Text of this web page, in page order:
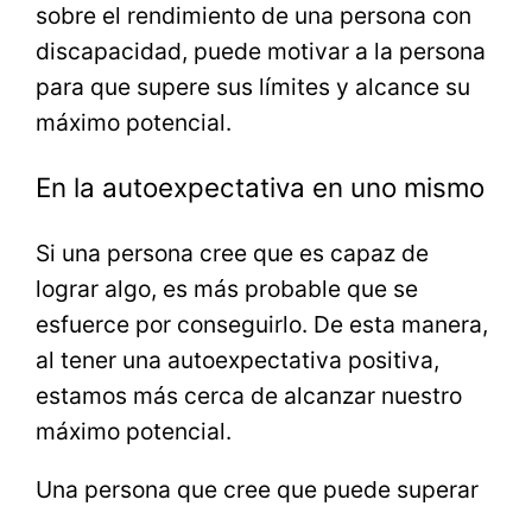
sobre el rendimiento de una persona con
discapacidad, puede motivar a la persona
para que supere sus límites y alcance su
máximo potencial.
En la autoexpectativa en uno mismo
Si una persona cree que es capaz de
lograr algo, es más probable que se
esfuerce por conseguirlo. De esta manera,
al tener una autoexpectativa positiva,
estamos más cerca de alcanzar nuestro
máximo potencial.
Una persona que cree que puede superar